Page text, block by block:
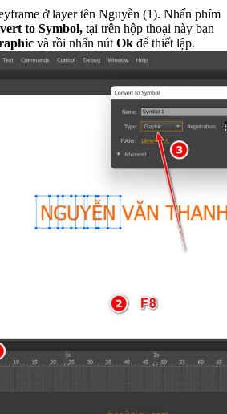
ở layer tên Nguyễn (1). Nhấn phím
to Symbol, tại trên hộp thoại này bạn
và rồi nhấn nútOk để thiết lập.